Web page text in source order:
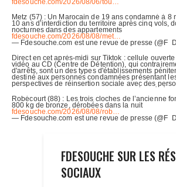
FDESOUCHE SUR LES
SOCIAUX